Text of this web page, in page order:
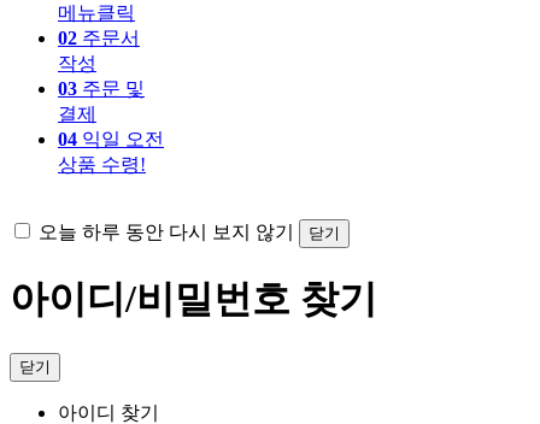
메뉴클릭
02 주문서
작성
03 주문 및
결제
04 익일 오전
상품 수령!
오늘 하루 동안 다시 보지 않기 닫기
아이디/비밀번호 찾기
닫기
아이디 찾기